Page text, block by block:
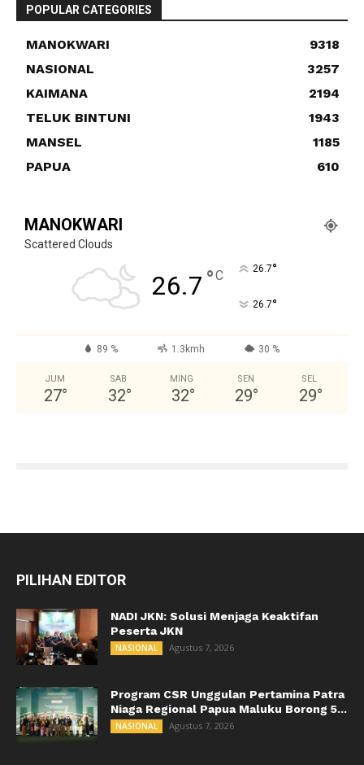
POPULAR CATEGORIES
MANOKWARI
9318
NASIONAL
3257
KAIMANA
2194
TELUK BINTUNI
1943
MANSEL
1185
PAPUA
610
MANOKWARI
Scattered Clouds
26.7 °C 26.7°
26.7°
89 % 1.3kmh 30 %
JUM
27°
SAB
32°
MING
32°
SEN
29°
SEL
29°
PILIHAN EDITOR
NADI JKN: Solusi Menjaga Keaktifan
Peserta JKN
NASIONAL Agustus 7, 2026
Program CSR Unggulan Pertamina Patra
Niaga Regional Papua Maluku Borong 5...
NASIONAL Agustus 7, 2026